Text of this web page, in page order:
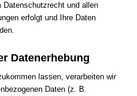
Datenschutzrecht und allen
erfolgt und Ihre Daten
Datenerhebung
lassen, verarbeiten wir
Daten (z. B.